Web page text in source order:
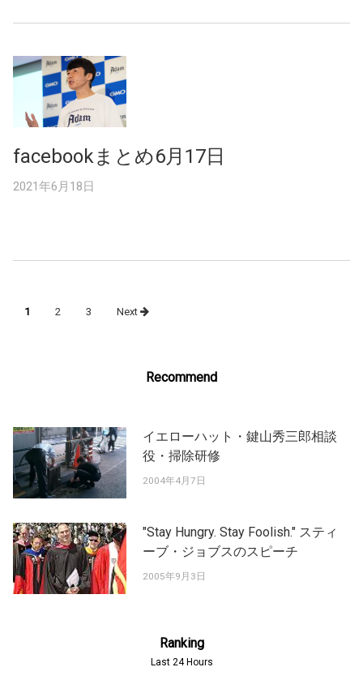
facebookまとめ6月17日
2021年6月18日
navigation
1 2 3 Next
Recommend
イエローハット・鍵山秀三郎相談
役・掃除研修
2004年4月7日
"Stay Hungry. Stay Foolish." スティ
ーブ・ジョブスのスピーチ
2005年9月3日
Ranking
Last 24 Hours